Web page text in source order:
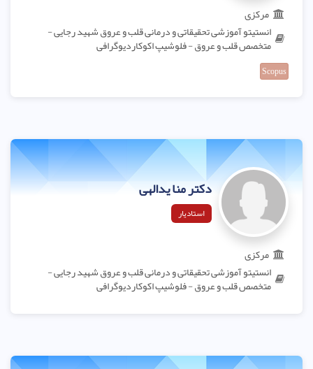
مرکزی
انستیتو آموزشی تحقیقاتی و درمانی قلب و عروق شهید رجایی -
متخصص قلب و عروق - فلوشیپ اکوکاردیوگرافی
Scopus
دکتر منا یدالهی
استادیار
مرکزی
انستیتو آموزشی تحقیقاتی و درمانی قلب و عروق شهید رجایی -
متخصص قلب و عروق - فلوشیپ اکوکاردیوگرافی